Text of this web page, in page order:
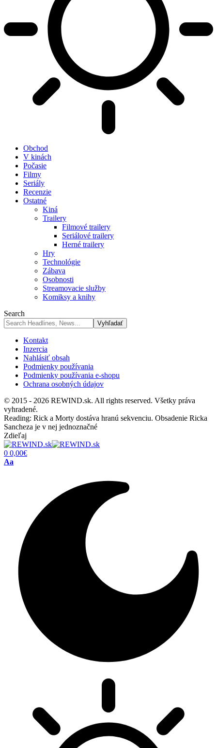
Obchod
V kinách
Počasie
Filmy
Seriály
Recenzie
Ostatné
Kiná
Trailery
Filmové trailery
Seriálové trailery
Herné trailery
Hry
Technológie
Zábava
Osobnosti
Streamovacie služby
Komiksy a knihy
Search
Kontakt
Inzercia
Nahlásiť obsah
Podmienky používania
Podmienky používania e-shopu
Ochrana osobných údajov
© 2015 - 2026 REWIND.sk. All rights reserved. Všetky práva
vyhradené.
Reading: Rick a Morty dostáva hranú sekvenciu. Obsadenie Ricka
Sancheza je v nej jednoznačné
Zdieľaj
0 0,00€
Font
Aa